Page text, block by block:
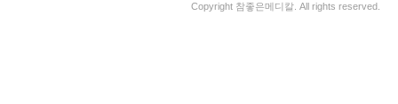
Copyright 참좋은메디칼. All rights reserved.